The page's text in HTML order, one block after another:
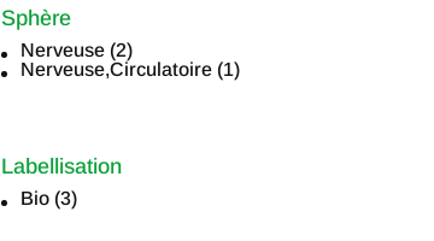
Sphère
Sphère
Nerveuse (2)
Nerveuse,Circulatoire (1)
Labellisation
Labellisation
Bio (3)